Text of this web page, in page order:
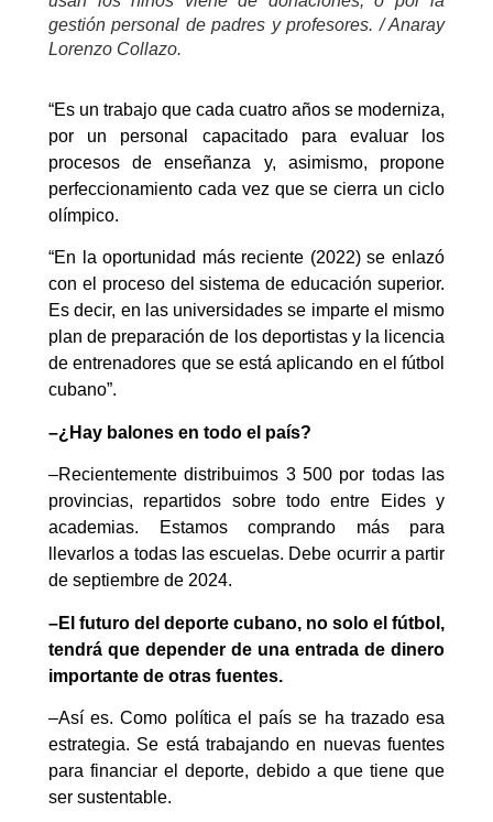
gestión personal de padres y profesores. / Anaray
Lorenzo Collazo.
“Es un trabajo que cada cuatro años se moderniza,
por un personal capacitado para evaluar los
procesos de enseñanza y, asimismo, propone
perfeccionamiento cada vez que se cierra un ciclo
olímpico.
“En la oportunidad más reciente (2022) se enlazó
con el proceso del sistema de educación superior.
Es decir, en las universidades se imparte el mismo
plan de preparación de los deportistas y la licencia
de entrenadores que se está aplicando en el fútbol
cubano”.
–¿Hay balones en todo el país?
–Recientemente distribuimos 3 500 por todas las
provincias, repartidos sobre todo entre Eides y
academias. Estamos comprando más para
llevarlos a todas las escuelas. Debe ocurrir a partir
de septiembre de 2024.
–El futuro del deporte cubano, no solo el fútbol,
tendrá que depender de una entrada de dinero
importante de otras fuentes.
–Así es. Como política el país se ha trazado esa
estrategia. Se está trabajando en nuevas fuentes
para financiar el deporte, debido a que tiene que
ser sustentable.